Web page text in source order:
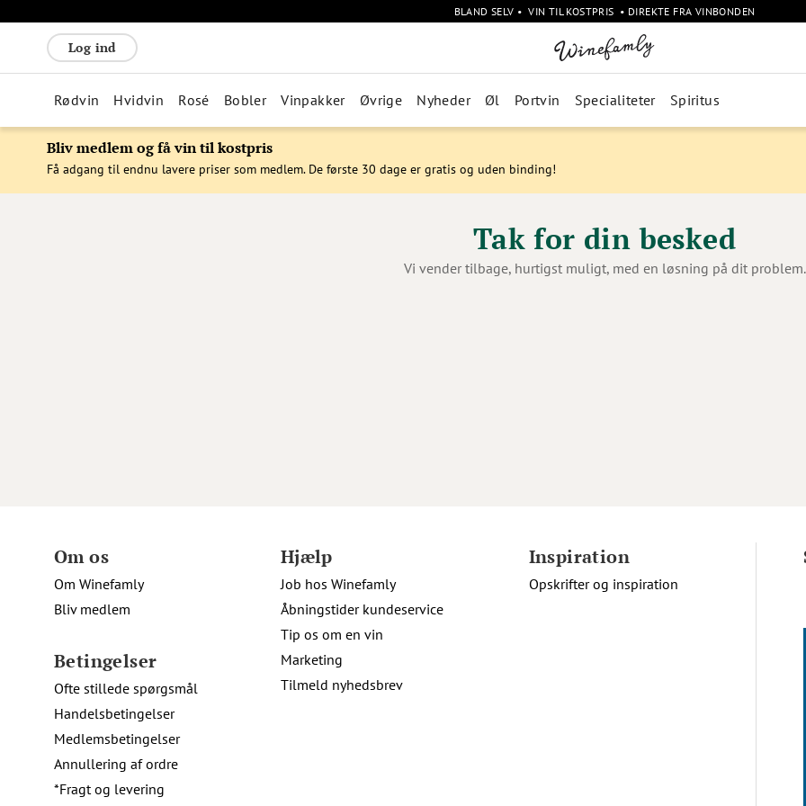
BLAND SELV • VIN TIL KOSTPRIS • DIREKTE FRA VINBONDEN
Log ind
Rødvin Hvidvin Rosé Bobler Vinpakker Øvrige Nyheder Øl Portvin Specialiteter Spiritus
Bliv medlem og få vin til kostpris
Få adgang til endnu lavere priser som medlem. De første 30 dage er gratis og uden binding!
Tak for din besked
Vi vender tilbage, hurtigst muligt, med en løsning på dit problem.
Om os
Om Winefamly
Bliv medlem
Betingelser
Ofte stillede spørgsmål
Handelsbetingelser
Medlemsbetingelser
Annullering af ordre
*Fragt og levering
Hjælp
Job hos Winefamly
Åbningstider kundeservice
Tip os om en vin
Marketing
Tilmeld nyhedsbrev
Inspiration
Opskrifter og inspiration